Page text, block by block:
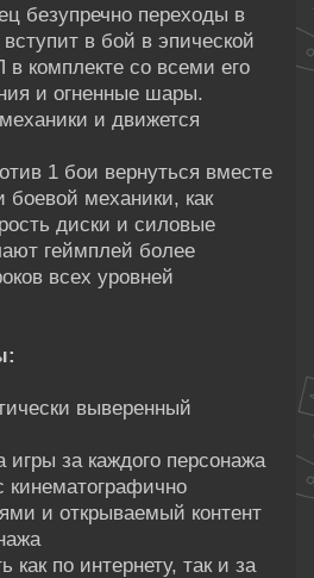
безупречно переходы в
в бой в эпической
комплекте со всеми его
и огненные шары.
и движется
1 бои вернуться вместе
механики, как
диски и силовые
геймплей более
всех уровней
выверенный
игры за каждого персонажа
и открываемый контент
как по интернету, так и за